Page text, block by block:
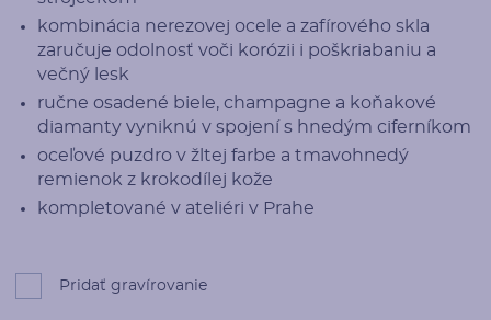
kombinácia nerezovej ocele a zafírového skla
zaručuje odolnosť voči korózii i poškriabaniu a
večný lesk
ručne osadené biele, champagne a koňakové
diamanty vyniknú v spojení s hnedým ciferníkom
oceľové puzdro v žltej farbe a tmavohnedý
remienok z krokodílej kože
kompletované v ateliéri v Prahe
Pridať gravírovanie